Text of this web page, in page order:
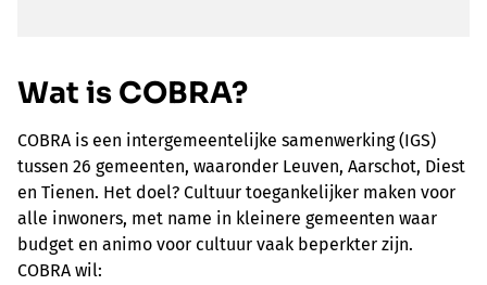
Wat is COBRA?
COBRA is een intergemeentelijke samenwerking (IGS)
tussen 26 gemeenten, waaronder Leuven, Aarschot, Diest
en Tienen. Het doel? Cultuur toegankelijker maken voor
alle inwoners, met name in kleinere gemeenten waar
budget en animo voor cultuur vaak beperkter zijn.
COBRA wil: